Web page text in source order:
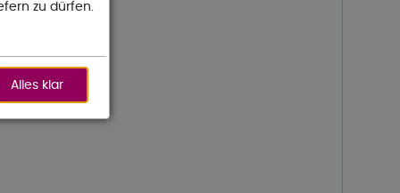
zu dürfen.
Alles klar